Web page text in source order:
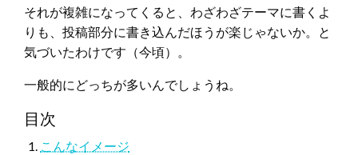
それが複雑になってくると、わざわざテーマに書くよ
りも、投稿部分に書き込んだほうが楽じゃないか。と
気づいたわけです（今頃）。
一般的にどっちが多いんでしょうね。
目次
こんなイメージ